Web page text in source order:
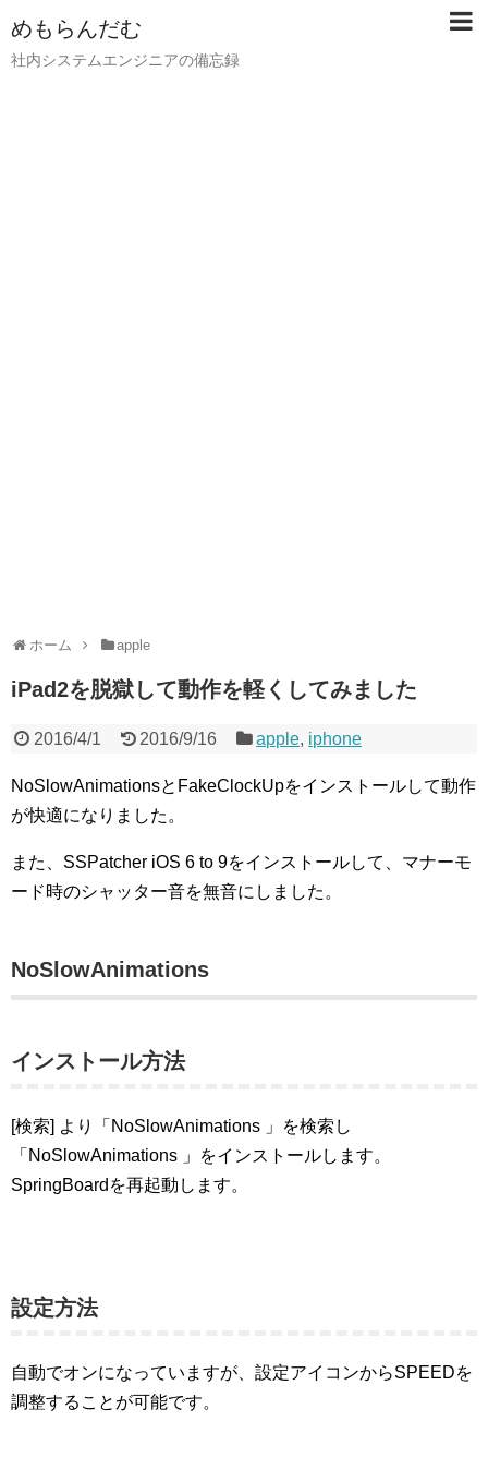
めもらんだむ
社内システムエンジニアの備忘録
ホーム apple
iPad2を脱獄して動作を軽くしてみました
2016/4/1 2016/9/16 apple, iphone
NoSlowAnimationsとFakeClockUpをインストールして動作
が快適になりました。
また、SSPatcher iOS 6 to 9をインストールして、マナーモ
ード時のシャッター音を無音にしました。
NoSlowAnimations
インストール方法
[検索] より「NoSlowAnimations 」を検索し
「NoSlowAnimations 」をインストールします。
SpringBoardを再起動します。
設定方法
自動でオンになっていますが、設定アイコンからSPEEDを
調整することが可能です。